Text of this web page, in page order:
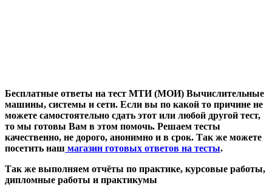
Бесплатные ответы на тест МТИ (МОИ) Вычислительные
машины, системы и сети. Если вы по какой то причине не
можете самостоятельно сдать этот или любой другой тест,
то мы готовы Вам в этом помочь. Решаем тесты
качественно, не дорого, анонимно и в срок. Так же можете
посетить наш магазин готовых ответов на тесты.
Так же выполняем отчёты по практике, курсовые работы,
дипломные работы и практикумы